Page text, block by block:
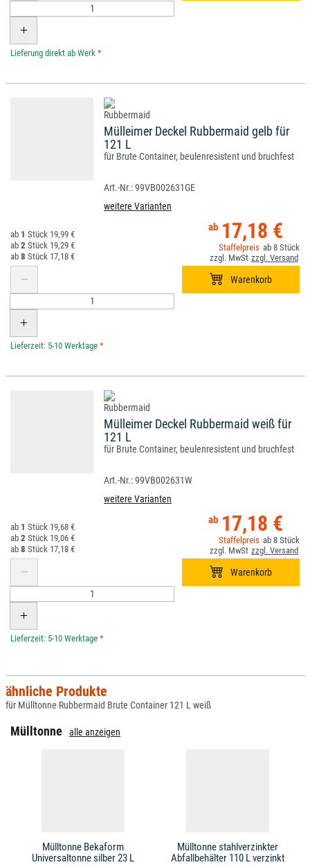
*
Mülleimer Deckel Rubbermaid gelb für
121 L
für Brute Container, beulenresistent und bruchfest
99VB002631GE
weitere Varianten
17,18 €
8
1
19,99 €
2
19,29 €
8
17,18 €
*
Mülleimer Deckel Rubbermaid weiß für
121 L
für Brute Container, beulenresistent und bruchfest
99VB002631W
weitere Varianten
17,18 €
8
1
19,68 €
2
19,06 €
8
17,18 €
*
ähnliche Produkte
für Mülltonne Rubbermaid Brute Container 121 L weiß
Mülltonne alle anzeigen
Mülltonne Bekaform
Universaltonne silber 23 L
Mülltonne stahlverzinkter
Abfallbehälter 110 L verzinkt